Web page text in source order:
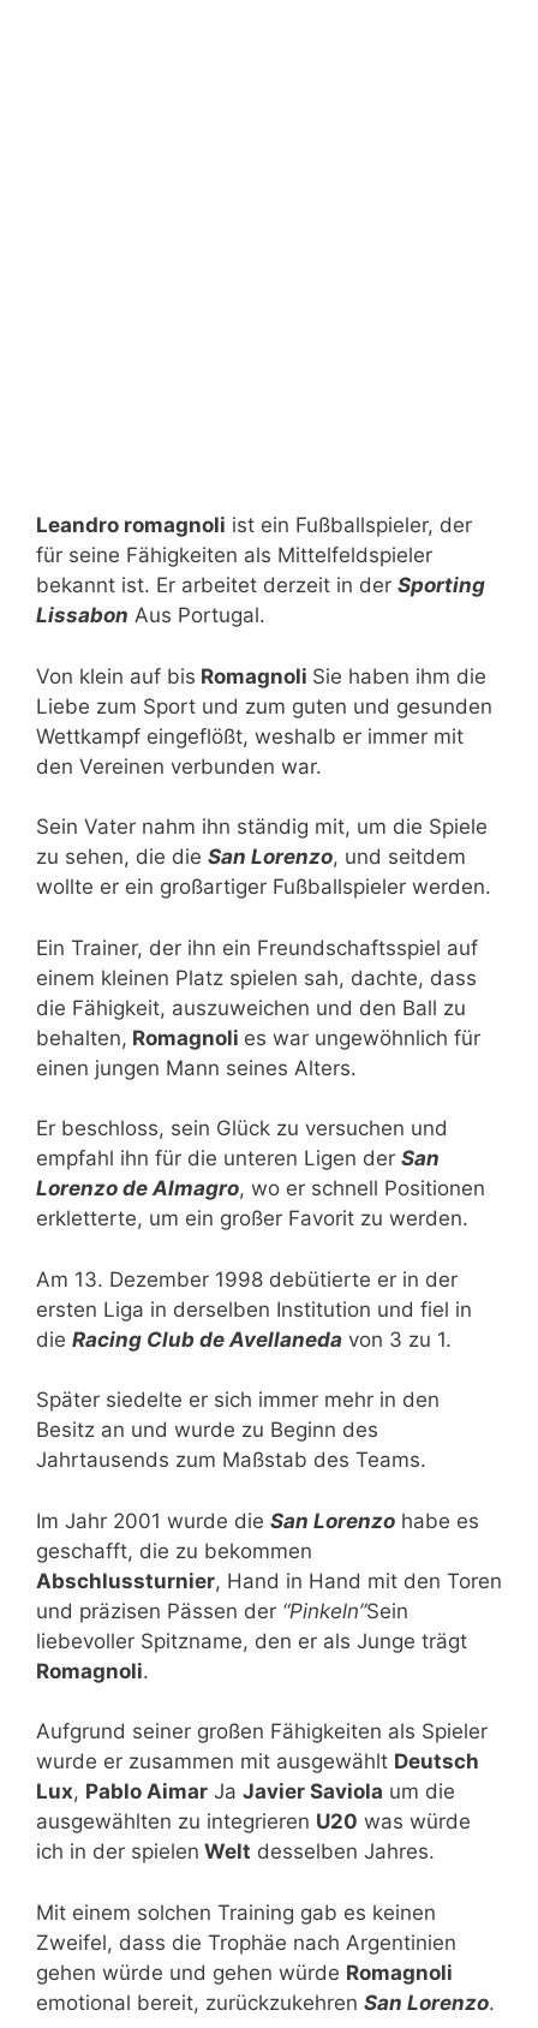
Leandro romagnoli ist ein Fußballspieler, der
für seine Fähigkeiten als Mittelfeldspieler
bekannt ist. Er arbeitet derzeit in der Sporting
Lissabon Aus Portugal.
Von klein auf bis Romagnoli Sie haben ihm die
Liebe zum Sport und zum guten und gesunden
Wettkampf eingeflößt, weshalb er immer mit
den Vereinen verbunden war.
Sein Vater nahm ihn ständig mit, um die Spiele
zu sehen, die die San Lorenzo, und seitdem
wollte er ein großartiger Fußballspieler werden.
Ein Trainer, der ihn ein Freundschaftsspiel auf
einem kleinen Platz spielen sah, dachte, dass
die Fähigkeit, auszuweichen und den Ball zu
behalten, Romagnoli es war ungewöhnlich für
einen jungen Mann seines Alters.
Er beschloss, sein Glück zu versuchen und
empfahl ihn für die unteren Ligen der San
Lorenzo de Almagro, wo er schnell Positionen
erkletterte, um ein großer Favorit zu werden.
Am 13. Dezember 1998 debütierte er in der
ersten Liga in derselben Institution und fiel in
die Racing Club de Avellaneda von 3 zu 1.
Später siedelte er sich immer mehr in den
Besitz an und wurde zu Beginn des
Jahrtausends zum Maßstab des Teams.
Im Jahr 2001 wurde die San Lorenzo habe es
geschafft, die zu bekommen
Abschlussturnier, Hand in Hand mit den Toren
und präzisen Pässen der “Pinkeln”Sein
liebevoller Spitzname, den er als Junge trägt
Romagnoli.
Aufgrund seiner großen Fähigkeiten als Spieler
wurde er zusammen mit ausgewählt Deutsch
Lux, Pablo Aimar Ja Javier Saviola um die
ausgewählten zu integrieren U20 was würde
ich in der spielen Welt desselben Jahres.
Mit einem solchen Training gab es keinen
Zweifel, dass die Trophäe nach Argentinien
gehen würde und gehen würde Romagnoli
emotional bereit, zurückzukehren San Lorenzo.